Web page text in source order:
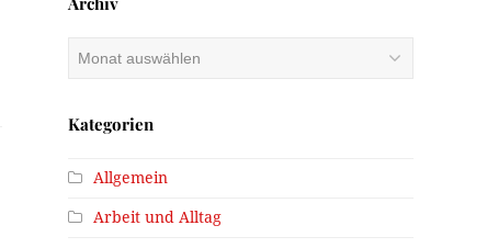
Kategorien
Allgemein
Arbeit und Alltag